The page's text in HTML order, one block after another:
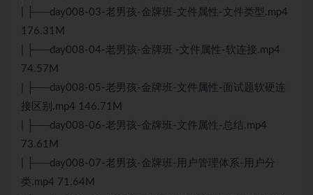
| ├──day008-03-老男孩-金牌班-文件属性-文件类型.mp4
176.31M
| ├──day008-04-老男孩-金牌班 -文件属性-软连接.mp4
74.57M
| ├──day008-05-老男孩-金牌班-文件属性-面试题软硬连
接区别.mp4 146.71M
| ├──day008-06-老男孩-金牌班-文件属性-总结.mp4
73.61M
| ├──day008-07-老男孩-金牌班-用户管理体系-用户分
类.mp4 71.64M